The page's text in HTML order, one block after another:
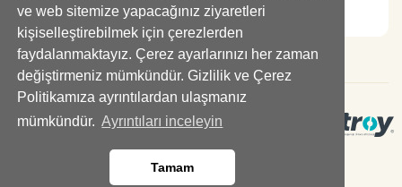
ve web sitemize yapacağınız ziyaretleri
kişiselleştirebilmek için çerezlerden
faydalanmaktayız. Çerez ayarlarınızı her zaman
değiştirmeniz mümkündür. Gizlilik ve Çerez
Politikamıza ayrıntılardan ulaşmanız
mümkündür. Ayrıntıları inceleyin
Tamam